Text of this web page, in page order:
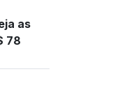
as
78